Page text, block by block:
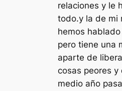
relaciones y le
todo.y la de mi
hemos
pero tiene una
aparte de
cosas peores y
medio año